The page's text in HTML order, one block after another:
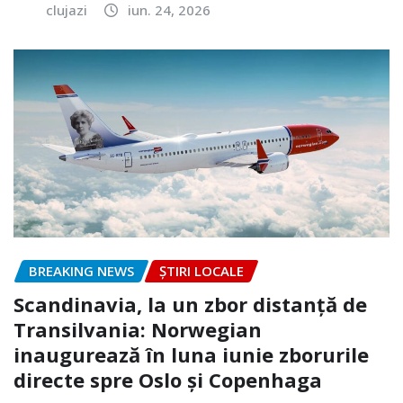
clujazi iun. 24, 2026
BREAKING NEWS ȘTIRI LOCALE
Scandinavia, la un zbor distanță de
Transilvania: Norwegian
inaugurează în luna iunie zborurile
directe spre Oslo și Copenhaga